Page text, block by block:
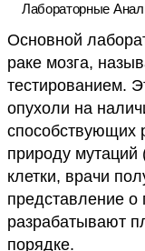
Лабораторные
Основной
раке мозга,
тестированием.
опухоли на
способствующих
природу мутаций
клетки, врачи
представление о
разрабатывают
порядке.